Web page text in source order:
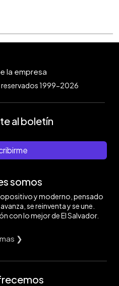
1999-2026
al boletín
somos
y moderno, pensado
se reinventa y se une.
con lo mejor de El Salvador.
❯